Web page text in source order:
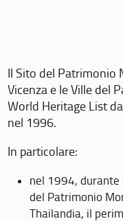
Il Sito del Patrimonio
Vicenza e le Ville del
World Heritage List
nel 1996.
In particolare:
nel 1994, durante
del Patrimonio
Thailandia, il